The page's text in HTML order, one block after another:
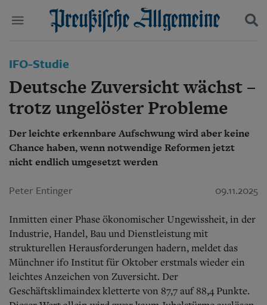
Start
Wer wir sind
Aktuelle Ausgabe
Abonnenten-Login
Abonnent werden
Wirtschaft
Panorama
Gesellschaft
Leben
Geschichte
Ostpreußen
Pommern
Bücher
Suchen und finden
IFO-Studie
Deutsche Zuversicht wächst –
trotz ungelöster Probleme
Der leichte erkennbare Aufschwung wird aber keine
Chance haben, wenn notwendige Reformen jetzt
nicht endlich umgesetzt werden
Peter Entinger 09.11.2025
Inmitten einer Phase ökonomischer Ungewissheit, in der
Industrie, Handel, Bau und Dienstleistung mit
strukturellen Herausforderungen hadern, meldet das
Münchner ifo Institut für Oktober erstmals wieder ein
leichtes Anzeichen von Zuversicht. Der
Geschäftsklimaindex kletterte von 87,7 auf 88,4 Punkte.